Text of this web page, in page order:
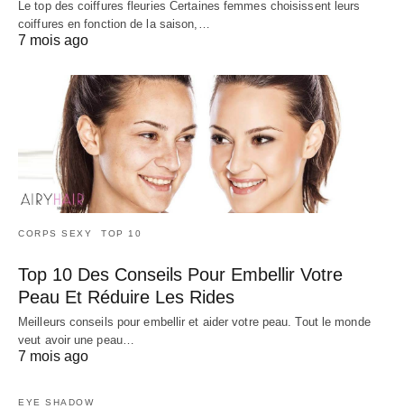
Le top des coiffures fleuries Certaines femmes choisissent leurs
coiffures en fonction de la saison,…
7 mois ago
CORPS SEXY TOP 10
Top 10 Des Conseils Pour Embellir Votre
Peau Et Réduire Les Rides
Meilleurs conseils pour embellir et aider votre peau. Tout le monde
veut avoir une peau…
7 mois ago
EYE SHADOW